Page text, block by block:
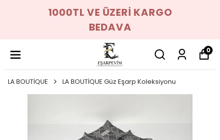
1000TL VE ÜZERİ KARGO
BEDAVA
0
LA BOUTİQUE LA BOUTİQUE Güz Eşarp Koleksiyonu